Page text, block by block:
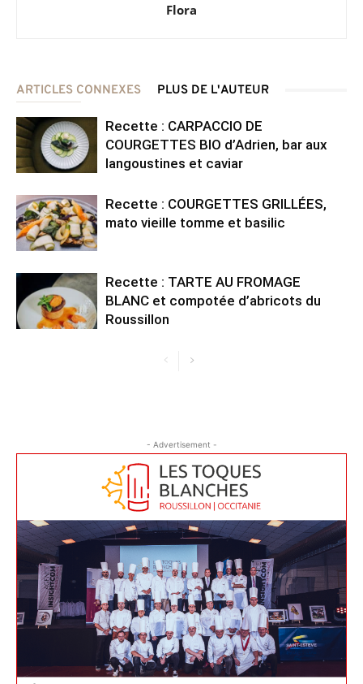
Flora
ARTICLES CONNEXES PLUS DE L'AUTEUR
Recette : CARPACCIO DE
COURGETTES BIO d’Adrien, bar aux
langoustines et caviar
Recette : COURGETTES GRILLÉES,
mato vieille tomme et basilic
Recette : TARTE AU FROMAGE
BLANC et compotée d’abricots du
Roussillon
- Advertisement -